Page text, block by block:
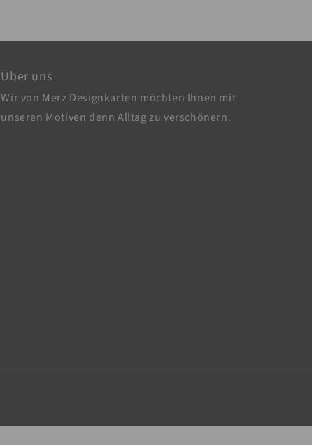
Über uns
Wir von Merz Designkarten möchten Ihnen mit
unseren Motiven denn Alltag zu verschönern.